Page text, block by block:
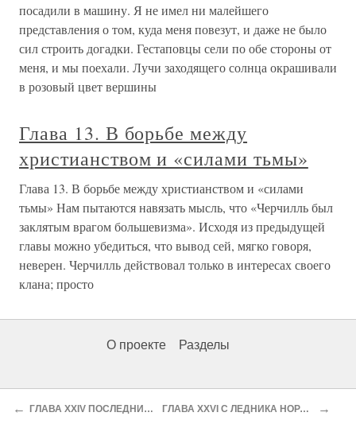
посадили в машину. Я не имел ни малейшего
представления о том, куда меня повезут, и даже не было
сил строить догадки. Гестаповцы сели по обе стороны от
меня, и мы поехали. Лучи заходящего солнца окрашивали
в розовый цвет вершины
Глава 13. В борьбе между
христианством и «силами тьмы»
Глава 13. В борьбе между христианством и «силами
тьмы» Нам пытаются навязать мысль, что «Черчилль был
заклятым врагом большевизма». Исходя из предыдущей
главы можно убедиться, что вывод сей, мягко говоря,
неверен. Черчилль действовал только в интересах своего
клана; просто
О проекте Разделы
← ГЛАВА XXIV ПОСЛЕДНИЙ МЕСЯЦ ЗАКЛЮЧЕНИЯ ГЛАВА XXVI С ЛЕДНИКА НОРДЕНШЕЛЬДА НА МЫС ЭВАНС →